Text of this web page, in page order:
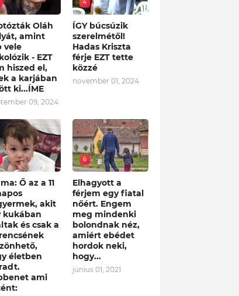
Oláh
amint
vele
- EZT
hiszed el,
a karjában
ki...ÍME
09, 2024
4
ÍGY búcsúzik
szerelmétől!
Hadas Kriszta
férje EZT tette
közzé
november 01, 2024
Ő az a 11
akit
kukában
és csak a
életben
ami
6
Elhagyott a
férjem egy fiatal
nőért. Engem
meg mindenki
bolondnak néz,
amiért ebédet
hordok neki,
hogy...
június 01, 2021